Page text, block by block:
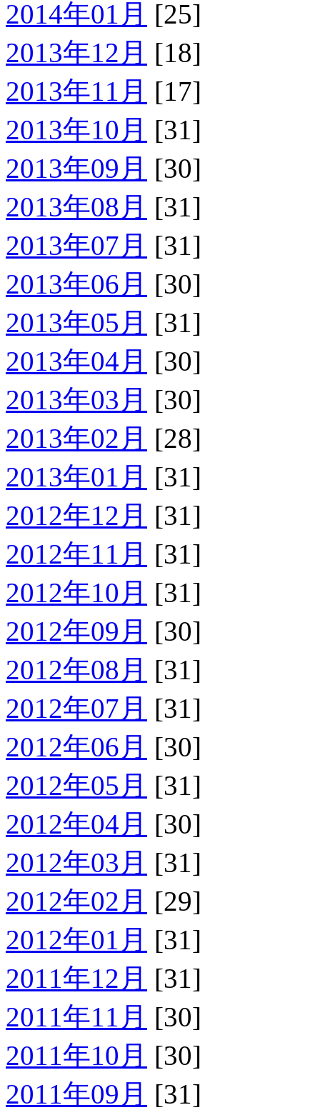
2014年01月 [25]
2013年12月 [18]
2013年11月 [17]
2013年10月 [31]
2013年09月 [30]
2013年08月 [31]
2013年07月 [31]
2013年06月 [30]
2013年05月 [31]
2013年04月 [30]
2013年03月 [30]
2013年02月 [28]
2013年01月 [31]
2012年12月 [31]
2012年11月 [31]
2012年10月 [31]
2012年09月 [30]
2012年08月 [31]
2012年07月 [31]
2012年06月 [30]
2012年05月 [31]
2012年04月 [30]
2012年03月 [31]
2012年02月 [29]
2012年01月 [31]
2011年12月 [31]
2011年11月 [30]
2011年10月 [30]
2011年09月 [31]